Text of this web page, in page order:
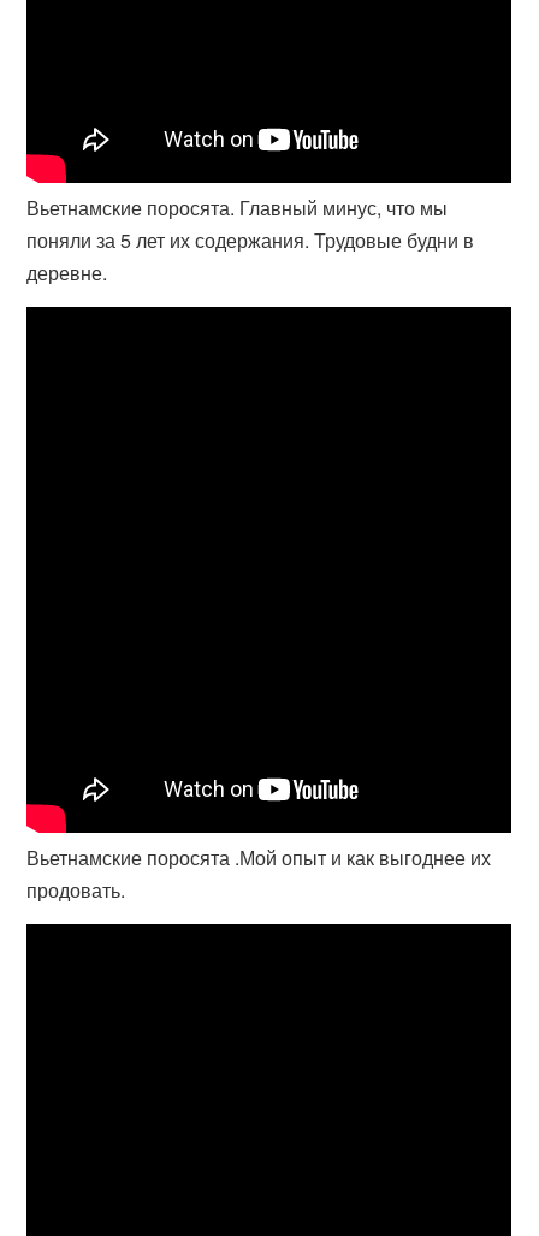
Вьетнамские поросята. Главный минус, что мы
поняли за 5 лет их содержания. Трудовые будни в
деревне.
Вьетнамские поросята .Мой опыт и как выгоднее их
продовать.